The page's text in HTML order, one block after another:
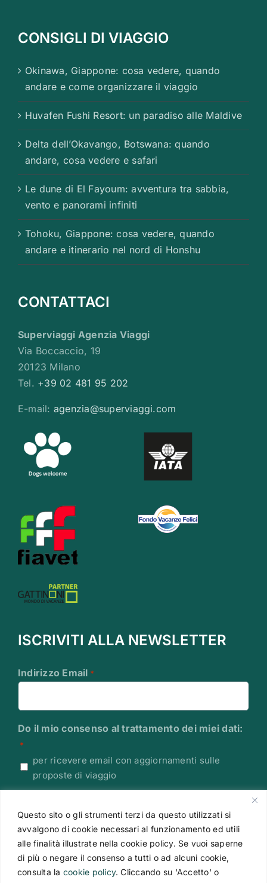
Questo sito o gli strumenti terzi da questo utilizzati si
avvalgono di cookie necessari al funzionamento ed utili
alle finalità illustrate nella cookie policy. Se vuoi saperne
di più o negare il consenso a tutti o ad alcuni cookie,
consulta la cookie policy. Cliccando su 'Accetto' o
CONSIGLI DI VIAGGIO
Okinawa, Giappone: cosa vedere, quando
andare e come organizzare il viaggio
Huvafen Fushi Resort: un paradiso alle Maldive
Delta dell’Okavango, Botswana: quando
andare, cosa vedere e safari
Le dune di El Fayoum: avventura tra sabbia,
vento e panorami infiniti
Tohoku, Giappone: cosa vedere, quando
andare e itinerario nel nord di Honshu
CONTATTACI
Superviaggi Agenzia Viaggi
Via Boccaccio, 19
20123 Milano
Tel. +39 02 481 95 202
E-mail: agenzia@superviaggi.com
ISCRIVITI ALLA NEWSLETTER
Indirizzo Email *
Do il mio consenso al trattamento dei miei dati:
*
per ricevere email con aggiornamenti sulle
proposte di viaggio
CAPTCHA